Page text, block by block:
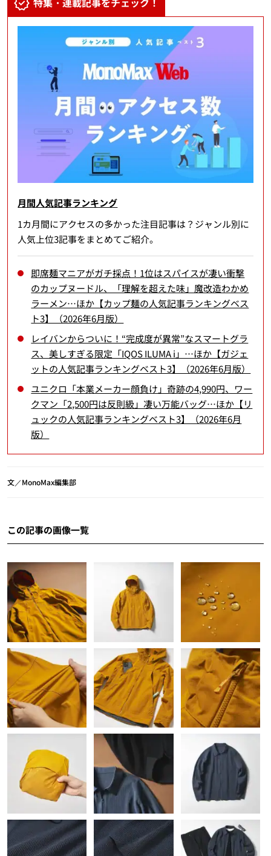
月間人気記事ランキング
1カ月間にアクセスの多かった注目記事は？ジャンル別に
人気上位3記事をまとめてご紹介。
即席麺マニアがガチ採点！1位はスパイスが凄い衝撃
のカップヌードル、「理解を超えた味」魔改造わかめ
ラーメン…ほか【カップ麺の人気記事ランキングベス
ト3】（2026年6月版）
レイバンからついに！“完成度が異常”なスマートグラ
ス、美しすぎる限定「IQOS ILUMA i」…ほか【ガジェ
ットの人気記事ランキングベスト3】（2026年6月版）
ユニクロ「本業メーカー顔負け」奇跡の4,990円、ワー
クマン「2,500円は反則級」凄い万能バッグ…ほか【リ
ュックの人気記事ランキングベスト3】（2026年6月
版）
文／MonoMax編集部
この記事の画像一覧